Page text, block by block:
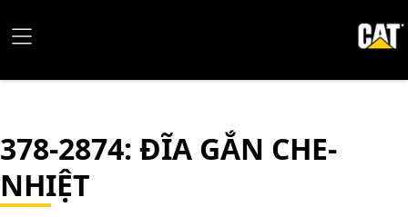
378-2874: ĐĨA GẮN CHE-
NHIỆT